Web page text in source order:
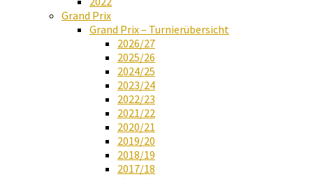
Grand Prix
Grand Prix – Turnierübersicht
2026/27
2025/26
2024/25
2023/24
2022/23
2021/22
2020/21
2019/20
2018/19
2017/18